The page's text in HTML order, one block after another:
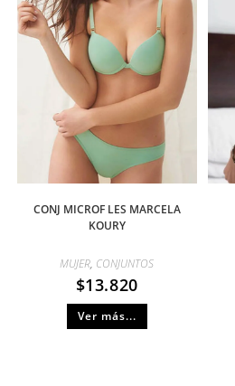
CONJ MICROF LES MARCELA
KOURY
MUJER, CONJUNTOS
$13.820
Ver más...